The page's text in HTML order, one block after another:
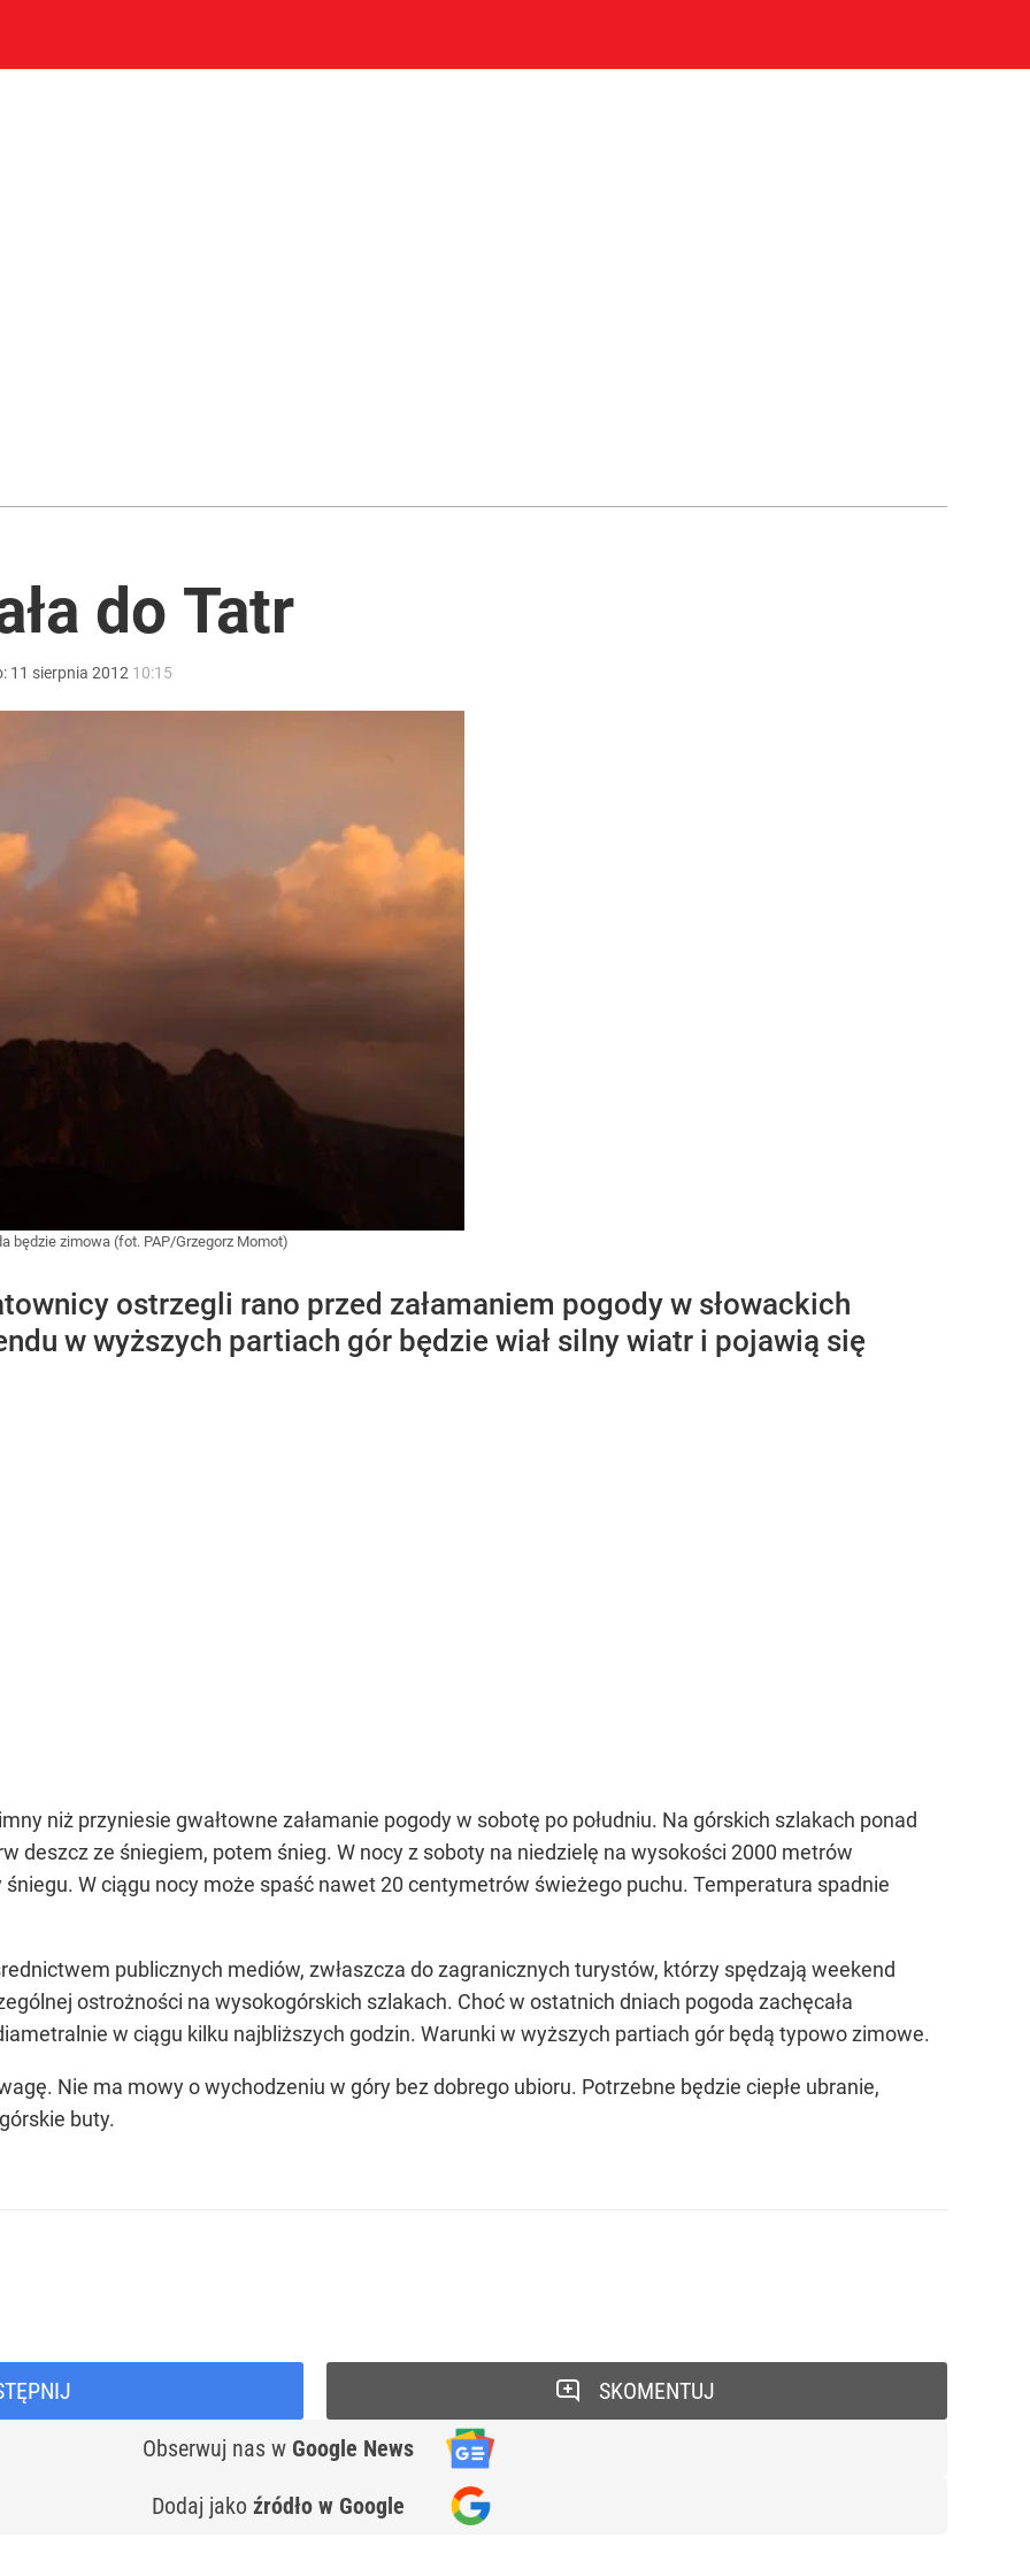
Sikorski stanął w obronie polskiego prezydenta
o przywróceniu CPN
do Tatr
11 sierpnia 2012 10:15
będzie zimowa (fot. PAP/Grzegorz Momot)
ostrzegli rano przed załamaniem pogody w słowackich
w wyższych partiach gór będzie wiał silny wiatr i pojawią się
niż przyniesie gwałtowne załamanie pogody w sobotę po południu. Na górskich szlakach ponad
deszcz ze śniegiem, potem śnieg. W nocy z soboty na niedzielę na wysokości 2000 metrów
W ciągu nocy może spaść nawet 20 centymetrów świeżego puchu. Temperatura spadnie
publicznych mediów, zwłaszcza do zagranicznych turystów, którzy spędzają weekend
ostrożności na wysokogórskich szlakach. Choć w ostatnich dniach pogoda zachęcała
w ciągu kilku najbliższych godzin. Warunki w wyższych partiach gór będą typowo zimowe.
Nie ma mowy o wychodzeniu w góry bez dobrego ubioru. Potrzebne będzie ciepłe ubranie,
buty.
Obserwuj nas w Google News
Dodaj jako źródło w Google
SKOMENTUJ